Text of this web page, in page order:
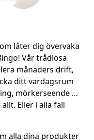
låter dig övervaka
Vår trådlösa
månaders drift,
ditt vardagsrum
mörkerseende …
Eller i alla fall
alla dina produkter